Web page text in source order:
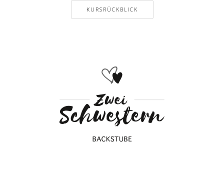
KURSRÜCKBLICK